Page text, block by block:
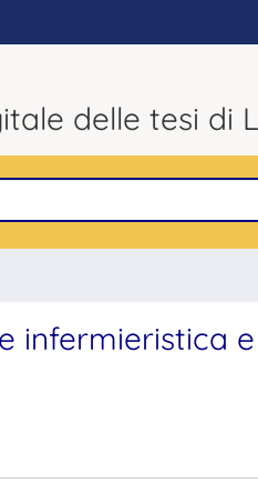
delle tesi di
infermieristica